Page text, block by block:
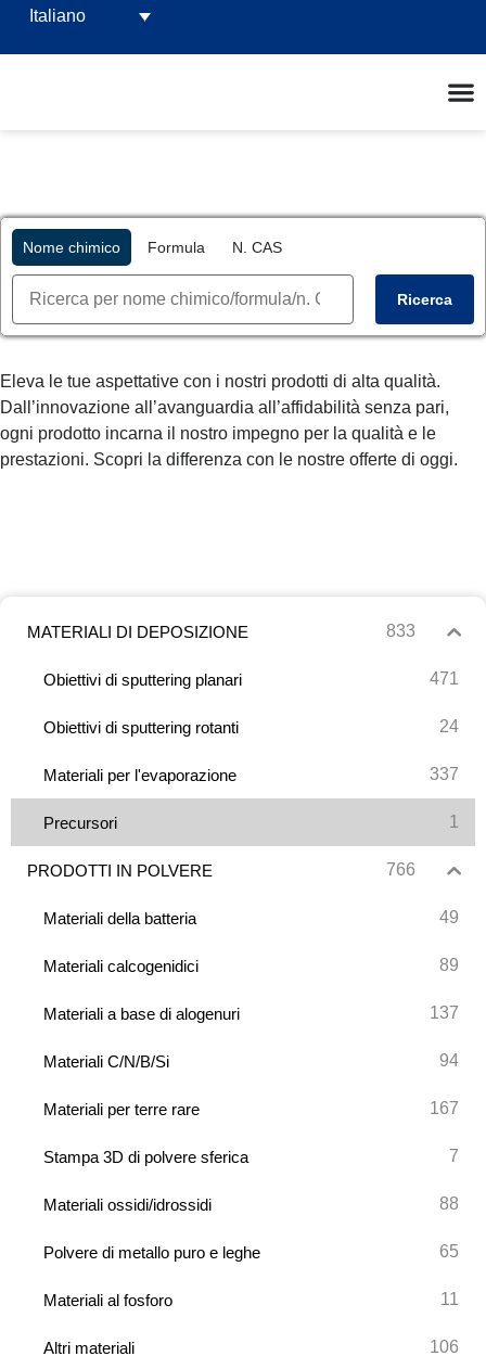
Italiano
Nome chimico Formula N. CAS
Ricerca
Eleva le tue aspettative con i nostri prodotti di alta qualità.
Dall’innovazione all’avanguardia all’affidabilità senza pari,
ogni prodotto incarna il nostro impegno per la qualità e le
prestazioni. Scopri la differenza con le nostre offerte di oggi.
MATERIALI DI DEPOSIZIONE 833
Obiettivi di sputtering planari 471
Obiettivi di sputtering rotanti 24
Materiali per l'evaporazione 337
Precursori 1
PRODOTTI IN POLVERE 766
Materiali della batteria 49
Materiali calcogenidici 89
Materiali a base di alogenuri 137
Materiali C/N/B/Si 94
Materiali per terre rare 167
Stampa 3D di polvere sferica 7
Materiali ossidi/idrossidi 88
Polvere di metallo puro e leghe 65
Materiali al fosforo 11
Altri materiali 106